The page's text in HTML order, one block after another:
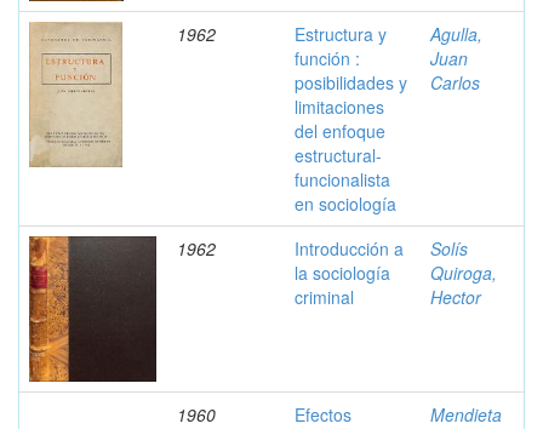
1962
Estructura y
función :
posibilidades y
limitaciones
del enfoque
estructural-
funcionalista
en sociología
Agulla,
Juan
Carlos
1962
Introducción a
la sociología
criminal
Solís
Quiroga,
Hector
1960
Efectos
Mendieta